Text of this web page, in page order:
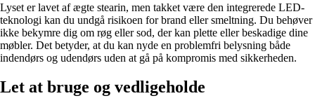
Lyset er lavet af ægte stearin, men takket være den integrerede LED-
teknologi kan du undgå risikoen for brand eller smeltning. Du behøver
ikke bekymre dig om røg eller sod, der kan plette eller beskadige dine
møbler. Det betyder, at du kan nyde en problemfri belysning både
indendørs og udendørs uden at gå på kompromis med sikkerheden.
Let at bruge og vedligeholde